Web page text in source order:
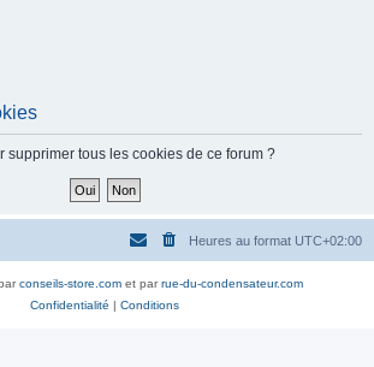
supprimer tous les cookies de ce forum ?
Heures au format UTC+02:00
conseils-store.comet parrue-du-condensateur.com
Confidentialité | Conditions